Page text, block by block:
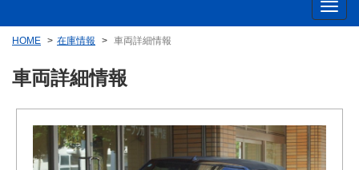
HOME 在庫情報 車両詳細情報
車両詳細情報